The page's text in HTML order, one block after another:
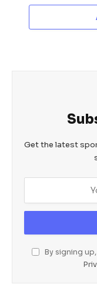
Get the latest
By signing